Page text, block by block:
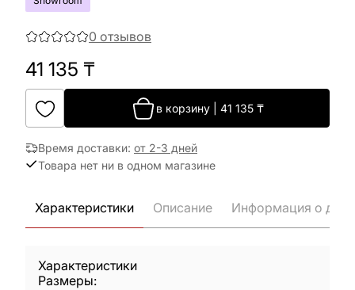
0 отзывов
41 135 ₸
в корзину| 41 135₸
Время доставки: от 2-3 дней
Товара нет ни в одном магазине
Характеристики Описание Информация о
Характеристики
Размеры: